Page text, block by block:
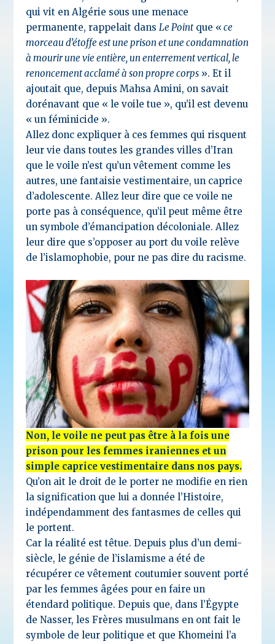
qui vit en Algérie sous une menace
permanente, rappelait dans Le Pointque « ce
morceau d’étoffe est une prison et une condamnation
à mourir une vie entière, un enterrement vertical, le
renoncement acclamé à son propre corps ». Et il
ajoutait que, depuis Mahsa Amini, on savait
dorénavant que « le voile tue », qu’il est devenu
« un féminicide ».
Allez donc expliquer à ces femmes qui risquent
leur vie dans toutes les grandes villes d’Iran
que le voile n’est qu’un vêtement comme les
autres, une fantaisie vestimentaire, un caprice
d’adolescente. Allez leur dire que ce voile ne
porte pas à conséquence, qu’il peut même être
un symbole d’émancipation décoloniale. Allez
leur dire que s’opposer au port du voile relève
de l’islamophobie, pour ne pas dire du racisme.
Non, le voile ne peut pas être à la fois une
prison pour les femmes iraniennes et un
simple caprice vestimentaire dans nos pays.
Qu’on ait le droit de le porter ne modifie en rien
la signification que lui a donnée l’Histoire,
indépendamment des fantasmes de celles qui
le portent.
Car la réalité est têtue. Depuis plus d’un demi-
siècle, le génie de l’islamisme a été de
récupérer ce vêtement coutumier souvent porté
par les femmes âgées pour en faire un
étendard politique. Depuis que, dans l’Égypte
de Nasser, les Frères musulmans en ont fait le
symbole de leur politique et que Khomeini l’a